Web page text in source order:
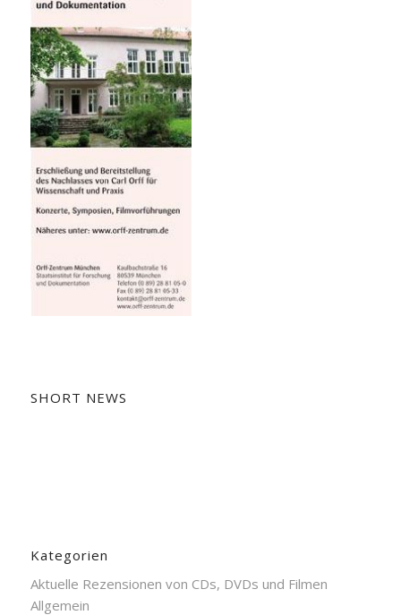
SHORT NEWS
Kategorien
Aktuelle Rezensionen von CDs, DVDs und Filmen
Allgemein